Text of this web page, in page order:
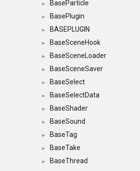
► BaseParticle
► BasePlugin
► BASEPLUGIN
► BaseSceneHook
► BaseSceneLoader
► BaseSceneSaver
► BaseSelect
► BaseSelectData
► BaseShader
► BaseSound
► BaseTag
► BaseTake
►
BaseThread